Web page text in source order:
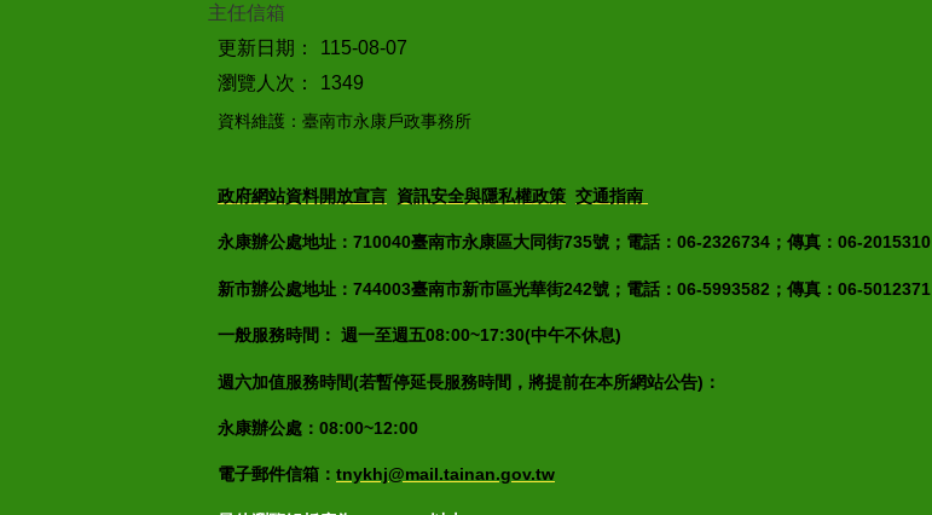
主任信箱
更新日期：
115-08-07
瀏覽人次：
1349
資料維護：臺南市永康戶政事務所
政府網站資料開放宣言 資訊安全與隱私權政策 交通指南
永康辦公處地址：710040臺南市永康區大同街735號；電話：06-2326734；傳真：06-2015310
新市辦公處地址：744003臺南市新市區光華街242號；電話：06-5993582；傳真：06-5012371
一般服務時間： 週一至週五08:00~17:30(中午不休息)
週六加值服務時間(若暫停延長服務時間，將提前在本所網站公告)：
永康辦公處：08:00~12:00
電子郵件信箱： tnykhj@mail.tainan.gov.tw